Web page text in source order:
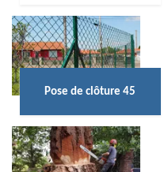
Pose de clôture 45